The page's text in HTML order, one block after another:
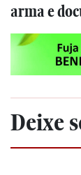
arma e
Deixe